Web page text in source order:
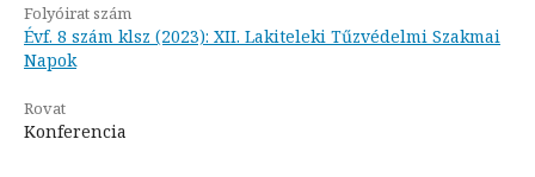
Folyóirat szám
Évf. 8 szám klsz (2023): XII. Lakiteleki Tűzvédelmi Szakmai
Napok
Rovat
Konferencia